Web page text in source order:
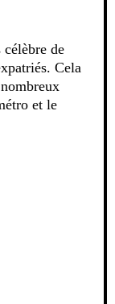
de
Cela
et le